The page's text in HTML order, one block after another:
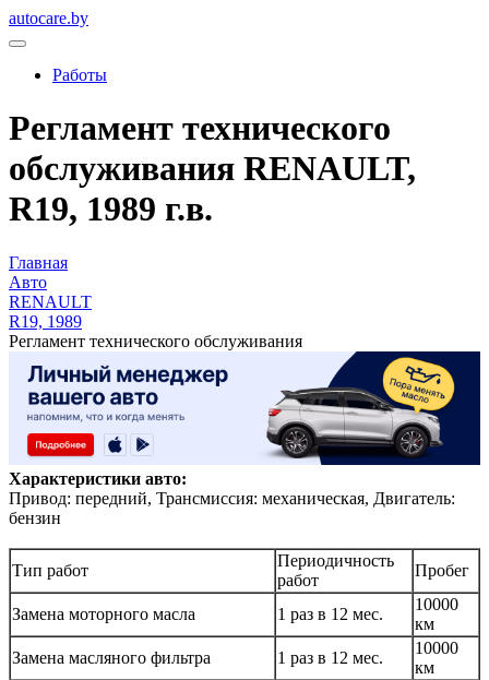
autocare.by
Работы
Регламент технического
обслуживания RENAULT,
R19, 1989 г.в.
Главная
Авто
RENAULT
R19, 1989
Регламент технического обслуживания
Характеристики авто:
Привод: передний, Трансмиссия: механическая, Двигатель:
бензин
Тип работ
Периодичность
работ
Пробег
Замена моторного масла 1 раз в 12 мес.
10000
км
Замена масляного фильтра
1 раз в 12 мес.
10000
км